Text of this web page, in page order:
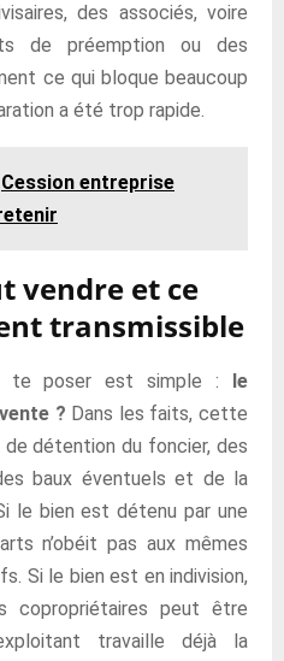
des associés, voire
de préemption ou des
ce qui bloque beaucoup
a été trop rapide.
Cession entreprise
vendre et ce
transmissible
te poser est simple : le
? Dans les faits, cette
détention du foncier, des
baux éventuels et de la
le bien est détenu par une
n’obéit pas aux mêmes
Si le bien est en indivision,
copropriétaires peut être
travaille déjà la